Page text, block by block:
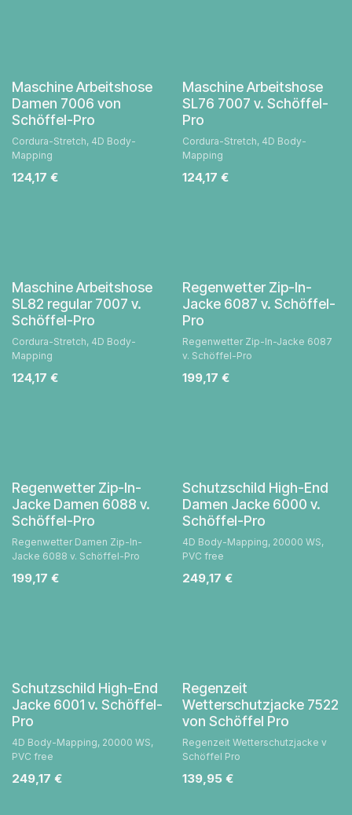
Maschine Arbeitshose
Damen 7006 von
Schöffel-Pro
Cordura-Stretch, 4D Body-
Mapping
124,17 €
Maschine Arbeitshose
SL76 7007 v. Schöffel-
Pro
Cordura-Stretch, 4D Body-
Mapping
124,17 €
Maschine Arbeitshose
SL82 regular 7007 v.
Schöffel-Pro
Cordura-Stretch, 4D Body-
Mapping
124,17 €
Regenwetter Zip-In-
Jacke 6087 v. Schöffel-
Pro
Regenwetter Zip-In-Jacke 6087
v. Schöffel-Pro
199,17 €
Regenwetter Zip-In-
Jacke Damen 6088 v.
Schöffel-Pro
Regenwetter Damen Zip-In-
Jacke 6088 v. Schöffel-Pro
199,17 €
Schutzschild High-End
Damen Jacke 6000 v.
Schöffel-Pro
4D Body-Mapping, 20000 WS,
PVC free
249,17 €
Schutzschild High-End
Jacke 6001 v. Schöffel-
Pro
4D Body-Mapping, 20000 WS,
PVC free
249,17 €
Regenzeit
Wetterschutzjacke 7522
von Schöffel Pro
Regenzeit Wetterschutzjacke v
Schöffel Pro
139,95€